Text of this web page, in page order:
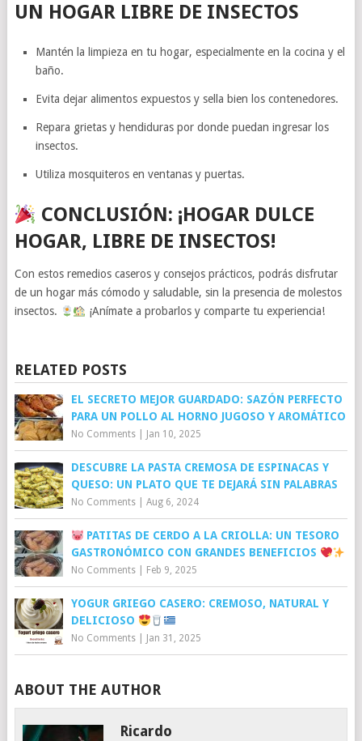
UN HOGAR LIBRE DE INSECTOS
Mantén la limpieza en tu hogar, especialmente en la cocina y el
baño.
Evita dejar alimentos expuestos y sella bien los contenedores.
Repara grietas y hendiduras por donde puedan ingresar los
insectos.
Utiliza mosquiteros en ventanas y puertas.
CONCLUSIÓN: ¡HOGAR DULCE
HOGAR, LIBRE DE INSECTOS!
Con estos remedios caseros y consejos prácticos, podrás disfrutar
de un hogar más cómodo y saludable, sin la presencia de molestos
insectos.
¡Anímate a probarlos y comparte tu experiencia!
RELATED POSTS
EL SECRETO MEJOR GUARDADO: SAZÓN PERFECTO
PARA UN POLLO AL HORNO JUGOSO Y AROMÁTICO
No Comments| Jan 10, 2025
DESCUBRE LA PASTA CREMOSA DE ESPINACAS Y
QUESO: UN PLATO QUE TE DEJARÁ SIN PALABRAS
No Comments| Aug 6, 2024
PATITAS DE CERDO A LA CRIOLLA: UN TESORO
GASTRONÓMICO CON GRANDES BENEFICIOS
No Comments| Feb 9, 2025
YOGUR GRIEGO CASERO: CREMOSO, NATURAL Y
DELICIOSO
No Comments| Jan 31, 2025
ABOUT THE AUTHOR
Ricardo